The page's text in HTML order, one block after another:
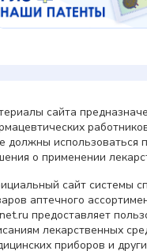
сайта
должны использоваться
о применении
сайт системы
аптечного
предоставляет
лекарственных
приборов и